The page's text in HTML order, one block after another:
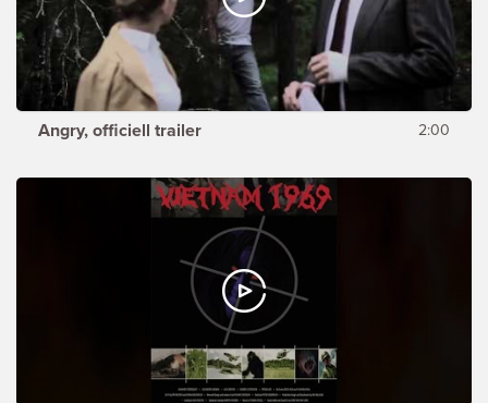
Angry, officiell trailer 2:00